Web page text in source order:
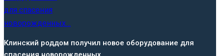
Клинский роддом получил новое оборудование для